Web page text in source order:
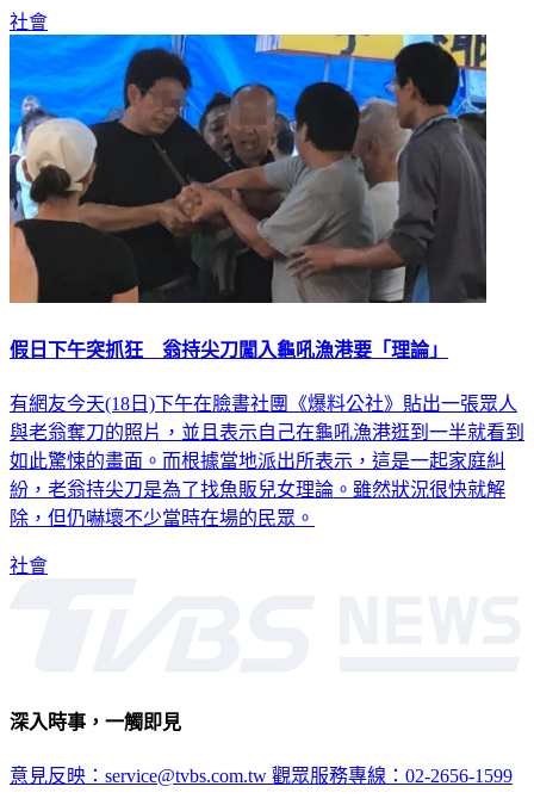
社會
假日下午突抓狂 翁持尖刀闖入龜吼漁港要「理論」
有網友今天(18日)下午在臉書社團《爆料公社》貼出一張眾人
與老翁奪刀的照片，並且表示自己在龜吼漁港逛到一半就看到
如此驚悚的畫面。而根據當地派出所表示，這是一起家庭糾
紛，老翁持尖刀是為了找魚販兒女理論。雖然狀況很快就解
除，但仍嚇壞不少當時在場的民眾。
社會
深入時事，一觸即見
意見反映：service@tvbs.com.tw 觀眾服務專線：02-2656-1599